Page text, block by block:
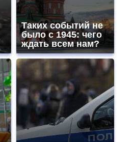
Таких событий не
было с 1945: чего
ждать всем нам?